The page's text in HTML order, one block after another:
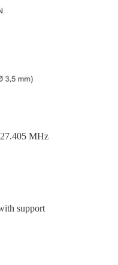
MHz
support